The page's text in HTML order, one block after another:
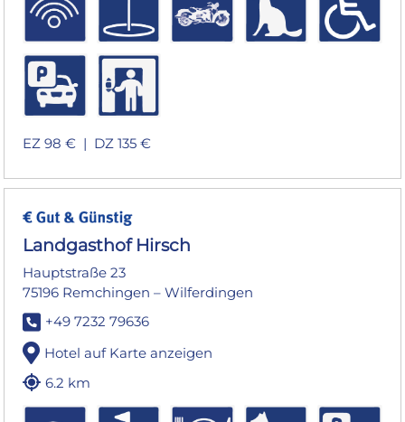
EZ 98 € | DZ 135 €
Landgasthof Hirsch
Hauptstraße 23
75196 Remchingen – Wilferdingen
+49 7232 79636
Hotel auf Karte anzeigen
6.2 km